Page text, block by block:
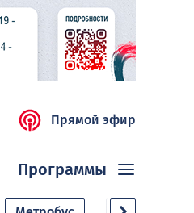
Прямой эфир
Программы